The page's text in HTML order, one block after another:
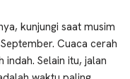
kunjungi saat musim
Cuaca cerah
Selain itu, jalan